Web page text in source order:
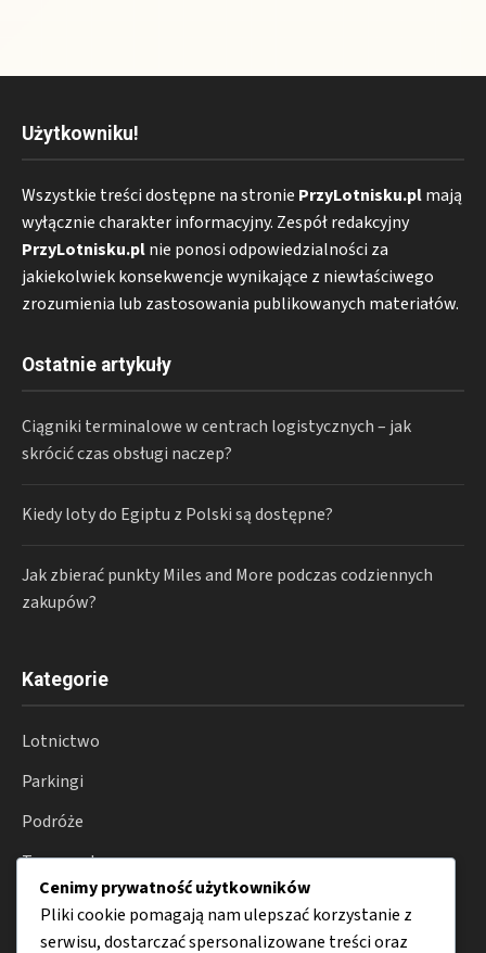
Użytkowniku!
Wszystkie treści dostępne na stronie PrzyLotnisku.plmają
wyłącznie charakter informacyjny. Zespół redakcyjny
PrzyLotnisku.plnie ponosi odpowiedzialności za
jakiekolwiek konsekwencje wynikające z niewłaściwego
zrozumienia lub zastosowania publikowanych materiałów.
Ostatnie artykuły
Ciągniki terminalowe w centrach logistycznych – jak
skrócić czas obsługi naczep?
Kiedy loty do Egiptu z Polski są dostępne?
Jak zbierać punkty Miles and More podczas codziennych
zakupów?
Kategorie
Lotnictwo
Parkingi
Podróże
Transport
Porady
Cenimy prywatność użytkowników
Pliki cookie pomagają nam ulepszać korzystanie z
serwisu, dostarczać spersonalizowane treści oraz